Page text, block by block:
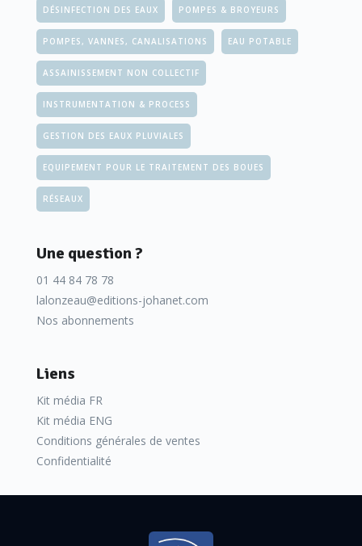
DÉSINFECTION DES EAUX POMPES & BROYEURS
POMPES, VANNES, CANALISATIONS EAU POTABLE
ASSAINISSEMENT NON COLLECTIF
INSTRUMENTATION & PROCESS
GESTION DES EAUX PLUVIALES
EQUIPEMENT POUR LE TRAITEMENT DES BOUES
RÉSEAUX
Une question ?
01 44 84 78 78
lalonzeau@editions-johanet.com
Nos abonnements
Liens
Kit média FR
Kit média ENG
Conditions générales de ventes
Confidentialité